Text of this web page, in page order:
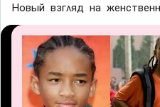
Ηовый взᴦʌяд на